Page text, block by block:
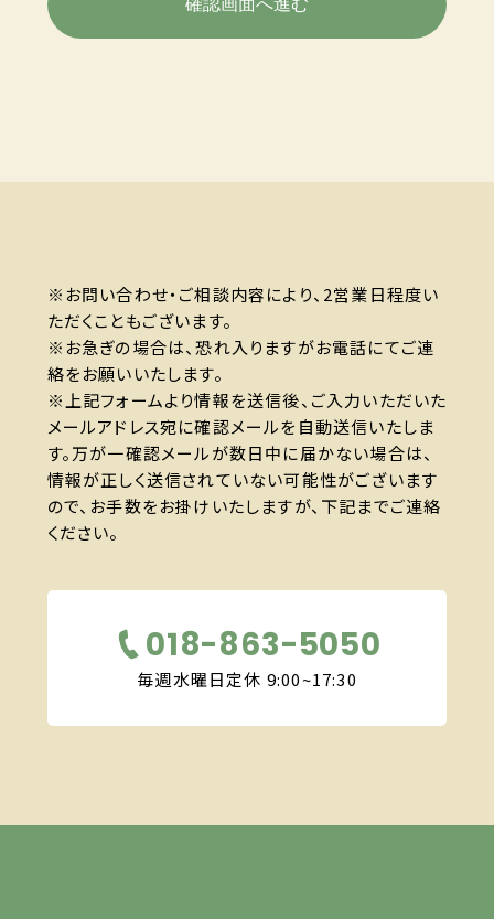
※お問い合わせ・ご相談内容により、2営業日程度い
ただくこともございます。
※お急ぎの場合は、恐れ入りますがお電話にてご連
絡をお願いいたします。
※上記フォームより情報を送信後、ご入力いただいた
メールアドレス宛に確認メールを自動送信いたしま
す。万が一確認メールが数日中に届かない場合は、
情報が正しく送信されていない可能性がございます
ので、お手数をお掛けいたしますが、下記までご連絡
ください。
018-863-5050
毎週水曜日定休 9:00~17:30